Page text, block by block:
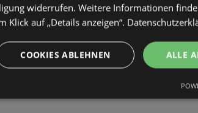
widerrufen. Weitere Informationen
Klick auf „Details anzeigen“.
ALLE
COOKIES ABLEHNEN